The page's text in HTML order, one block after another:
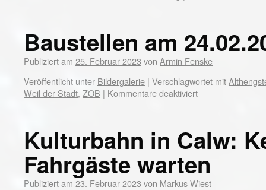
Baustellen am
Publiziert am 25. Februar 2023 von Armin Fenske
Veröffentlicht unter Bildergalerie | Verschlagwortet mit
Weil der Stadt, ZOB | Kommentare deaktiviert
Kulturbahn in Calw:
Fahrgäste warten
Publiziert am 23. Februar 2023 von Markus Wiest